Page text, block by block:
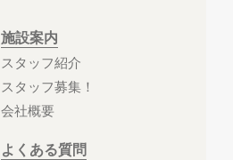
施設案内
スタッフ紹介
スタッフ募集！
会社概要
よくある質問